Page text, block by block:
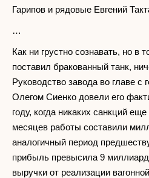
Гарипов и рядовые Евгений
…
Как ни грустно сознавать, но в
поставил бракованный танк,
Руководство завода во главе с
Олегом Сиенко довели его
году, когда никаких санкций
месяцев работы составили
аналогичный период
прибыль превысила 9
выручки от реализации